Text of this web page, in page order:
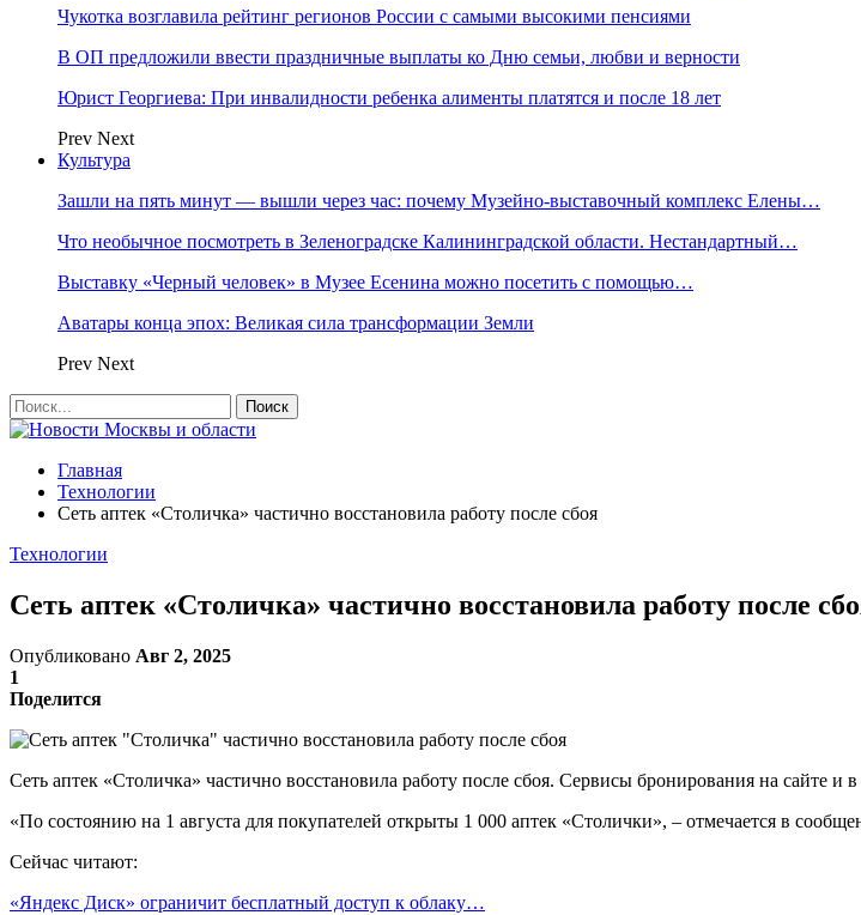
Чукотка возглавила рейтинг регионов России с самыми высокими пенсиями
В ОП предложили ввести праздничные выплаты ко Дню семьи, любви и верности
Юрист Георгиева: При инвалидности ребенка алименты платятся и после 18 лет
Prev Next
Культура
Зашли на пять минут — вышли через час: почему Музейно-выставочный комплекс Елены…
Что необычное посмотреть в Зеленоградске Калининградской области. Нестандартный…
Выставку «Черный человек» в Музее Есенина можно посетить с помощью…
Аватары конца эпох: Великая сила трансформации Земли
Prev Next
Главная
Технологии
Сеть аптек «Столичка» частично восстановила работу после сбоя
Технологии
Сеть аптек «Столичка» частично восстановила работу после
Опубликовано Авг 2, 2025
1
Поделится
Сеть аптек «Столичка» частично восстановила работу после сбоя. Сервисы бронирования на сайте
«По состоянию на 1 августа для покупателей открыты 1 000 аптек «Столички», – отмечается в
Сейчас читают:
«Яндекс Диск» ограничит бесплатный доступ к облаку…